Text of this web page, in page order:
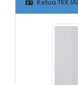
Ketua TKK IAI